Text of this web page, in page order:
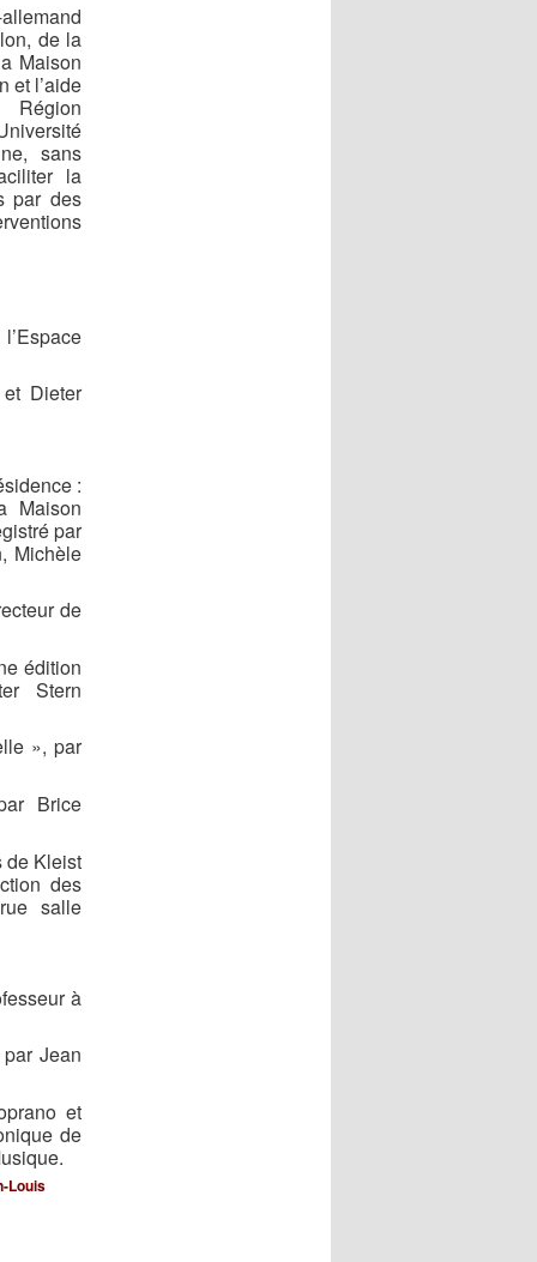
de la
Maison
et l’aide
Région
sans
la
par des
Dieter
:
Maison
par
Michèle
de
édition
Stern
», par
Brice
de Kleist
des
salle
à
Jean
et
de
Louis